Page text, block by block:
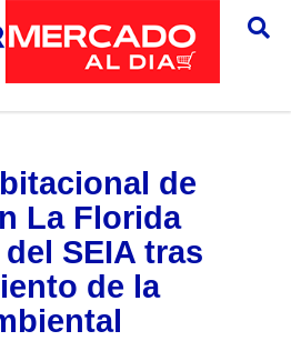
de
La Florida
SEIA tras
de la